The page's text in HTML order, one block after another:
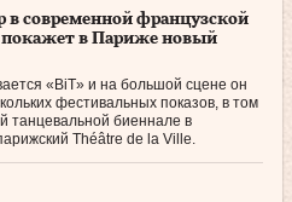
в современной французской
в Париже новый
«BiT» и на большой сцене он
фестивальных показов, в том
танцевальной биеннале в
Théâtre de la Ville.